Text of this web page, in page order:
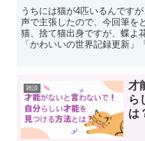
うちには猫が4匹いるんです
声で主張したので、今回筆を
猫、捨て猫出身ですが、蝶よ
「かわいいの世界記録更新
雑談
才
ら
は